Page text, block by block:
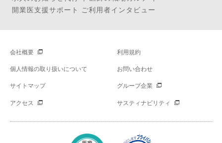
開業医支援サポート ご利用者インタビュー
会社概要 利用規約
個人情報の取り扱いについて お問い合わせ
サイトマップ グループ企業
アクセス サスティナビリティ